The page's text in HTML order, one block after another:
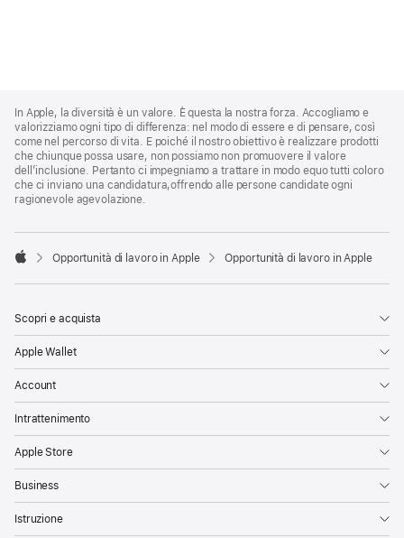
Footer
In Apple, la diversità è un valore. È questa la nostra forza. Accogliamo e
valorizziamo ogni tipo di differenza: nel modo di essere e di pensare, così
come nel percorso di vita. E poiché il nostro obiettivo è realizzare prodotti
che chiunque possa usare, non possiamo non promuovere il valore
dell’inclusione. Pertanto ci impegniamo a trattare in modo equo tutti coloro
che ci inviano una candidatura,offrendo alle persone candidate ogni
ragionevole agevolazione.

Opportunità di lavoro in Apple Opportunità di lavoro in Apple
Scopri e acquista
Apple Wallet
Account
Intrattenimento
Apple Store
Business
Istruzione